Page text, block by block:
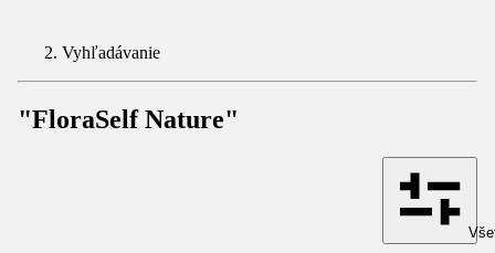
Vyhľadávanie
"FloraSelf Nature"